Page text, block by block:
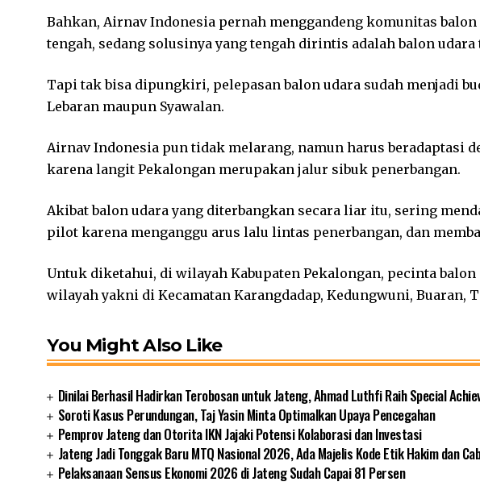
Bahkan, Airnav Indonesia pernah menggandeng komunitas
tengah, sedang solusinya yang tengah dirintis adalah balon udara
Tapi tak bisa dipungkiri, pelepasan balon udara sudah menjadi
Lebaran maupun Syawalan.
Airnav Indonesia pun tidak melarang, namun harus beradaptasi
karena langit Pekalongan merupakan jalur sibuk penerbangan.
Akibat balon udara yang diterbangkan secara liar itu, sering
pilot karena menganggu arus lalu lintas penerbangan, dan
Untuk diketahui, di wilayah Kabupaten Pekalongan, pecinta
wilayah yakni di Kecamatan Karangdadap, Kedungwuni, Buaran,
You Might Also Like
Dinilai Berhasil Hadirkan Terobosan untuk Jateng, Ahmad Luthfi Raih Special
Soroti Kasus Perundungan, Taj Yasin Minta Optimalkan Upaya Pencegahan
Pemprov Jateng dan Otorita IKN Jajaki Potensi Kolaborasi dan Investasi
Jateng Jadi Tonggak Baru MTQ Nasional 2026, Ada Majelis Kode Etik Hakim dan
Pelaksanaan Sensus Ekonomi 2026 di Jateng Sudah Capai 81 Persen